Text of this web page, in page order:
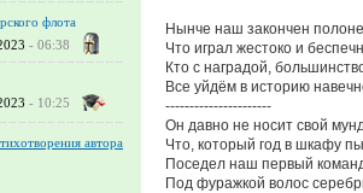
флота
- 06:38
- 10:25
автора
Нынче наш закончен
Что играл жестоко и
Кто с наградой,
Все уйдём в историю
----------------------
Он давно не носит свой
Что, который год в шкафу
Поседел наш первый
Под фуражкой волос